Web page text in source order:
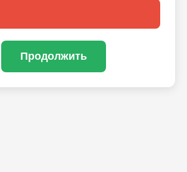
Продолжить